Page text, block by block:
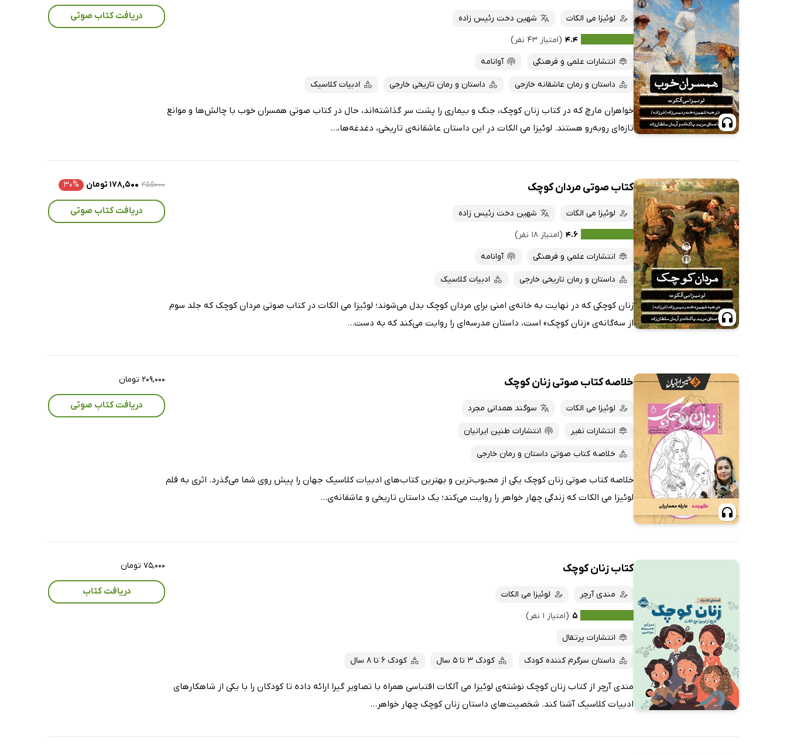
لوئیزا می الکات
شهین دخت رئیس زاده
۴.۴ (امتیاز ۴۳ نفر)
انتشارات علمی و فرهنگی
آوانامه
داستان و رمان عاشقانه خارجی داستان و رمان تاریخی خارجی ادبیات کلاسیک
خواهران مارچ که در کتاب زنان کوچک، جنگ و بیماری را پشت سر گذاشته‌اند، حال در کتاب صوتی همسران خوب با چالش‌ها و موانع
تازه‌ای روبه‌رو هستند. لوئیزا می الکات در این داستان عاشقانه‌ی تاریخی، دغدغه‌ها،...
دریافت کتاب صوتی
کتاب صوتی مردان کوچک
لوئیزا می الکات
شهین دخت رئیس زاده
۴.۶ (امتیاز ۱۸ نفر)
انتشارات علمی و فرهنگی
آوانامه
داستان و رمان تاریخی خارجی ادبیات کلاسیک
زنان کوچکی که در نهایت به خانه‌ی امنی برای مردان کوچک بدل می‌شوند؛ لوئیزا می الکات در کتاب صوتی مردان کوچک که جلد سوم
از سه‌گانه‌ی «زنان کوچک» است، داستان مدرسه‌ای را روایت می‌کند که به دست...
۲۵۵۰۰۰ ۱۷۸,۵۰۰ تومان ۳۰%
دریافت کتاب صوتی
خلاصه کتاب صوتی زنان کوچک
لوئیزا می الکات سوگند همدانی مجرد
انتشارات نفیر انتشارات طنین ایرانیان
خلاصه کتاب صوتی داستان و رمان خارجی
خلاصه کتاب صوتی زنان کوچک یکی از محبوب‌ترین و بهترین کتاب‌های ادبیات کلاسیک جهان را پیش روی شما می‌گذرد. اثری به قلم
لوئیزا می الکات که زندگی چهار خواهر را روایت می‌کند؛ یک داستان تاریخی و عاشقانه‌ی...
۲۰۹,۰۰۰ تومان
دریافت کتاب صوتی
کتاب زنان کوچک
مندی آرچر
لوئیزا می الکات
۵ (امتیاز ۱ نفر)
انتشارات پرتقال
داستان سرگرم کننده کودک کودک 3 تا 5 سال کودک 6 تا 8 سال
مندی آرچر از کتاب زنان کوچک نوشته‌ی لوئیزا می آلکات اقتباسی همراه با تصاویر گیرا ارائه داده تا کودکان را با یکی از شاهکارهای
ادبیات کلاسیک آشنا کند. شخصیت‌های داستان زنان کوچک چهار خواهر...
۷۵,۰۰۰ تومان
دریافت کتاب